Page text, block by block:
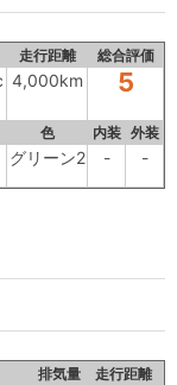
走行距離 総合評価
4,000km 5
色 内装 外装
グリーン2 - -
排気量 走行距離